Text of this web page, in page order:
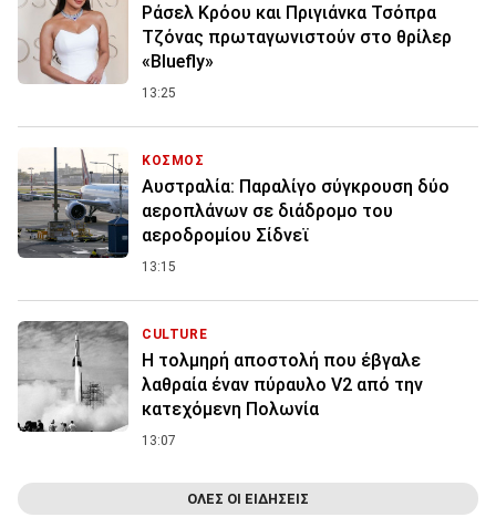
Ράσελ Κρόου και Πριγιάνκα Τσόπρα
Τζόνας πρωταγωνιστούν στο θρίλερ
«Bluefly»
13:25
ΚΟΣΜΟΣ
Αυστραλία: Παραλίγο σύγκρουση δύο
αεροπλάνων σε διάδρομο του
αεροδρομίου Σίδνεϊ
13:15
CULTURE
Η τολμηρή αποστολή που έβγαλε
λαθραία έναν πύραυλο V2 από την
κατεχόμενη Πολωνία
13:07
ΟΛΕΣ ΟΙ ΕΙΔΗΣΕΙΣ